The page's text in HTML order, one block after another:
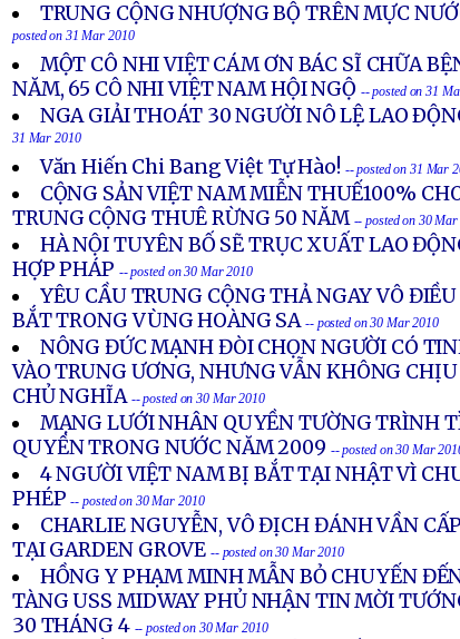
TRUNG CỘNG NHƯỢNG BỘ TRÊN MỰC
posted on 31 Mar 2010
MỘT CÔ NHI VIỆT CÁM ƠN BÁC SĨ CHỮA
NĂM, 65 CÔ NHI VIỆT NAM HỘI NGỘ -- posted on 31
NGA GIẢI THOÁT 30 NGƯỜI NÔ LỆ LAO
31 Mar 2010
Văn Hiến Chi Bang Việt Tự Hào! -- posted on 31 Mar
CỘNG SẢN VIỆT NAM MIỄN THUẾ100%
TRUNG CỘNG THUÊ RỪNG 50 NĂM -- posted on 30
HÀ NỘI TUYÊN BỐ SẼ TRỤC XUẤT LAO
HỢP PHÁP -- posted on 30 Mar 2010
YÊU CẦU TRUNG CỘNG THẢ NGAY VÔ
BẮT TRONG VÙNG HOÀNG SA -- posted on 30 Mar 2010
NÔNG ĐỨC MẠNH ĐÒI CHỌN NGƯỜI CÓ
VÀO TRUNG ƯƠNG, NHƯNG VẪN KHÔNG
CHỦ NGHĨA -- posted on 30 Mar 2010
MẠNG LƯỚI NHÂN QUYỀN TƯỜNG TRÌNH
QUYỀN TRONG NƯỚC NĂM 2009 -- posted on 30 Mar
4 NGƯỜI VIỆT NAM BỊ BẮT TẠI NHẬT VÌ
PHÉP -- posted on 30 Mar 2010
CHARLIE NGUYỄN, VÔ ĐỊCH ĐÁNH VẦN
TẠI GARDEN GROVE -- posted on 30 Mar 2010
HỒNG Y PHẠM MINH MẪN BỎ CHUYẾN
TÀNG USS MIDWAY PHỦ NHẬN TIN MỜI
30 THÁNG 4 -- posted on 30 Mar 2010